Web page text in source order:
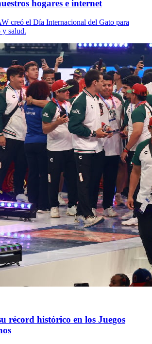
hogares e internet
creó el Día Internacional del Gato para
y salud.
récord histórico en los Juegos